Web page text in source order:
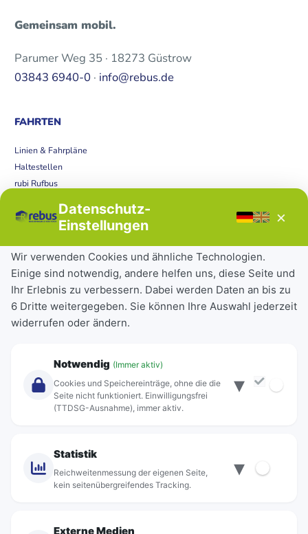
Gemeinsam mobil.
Parumer Weg 35 · 18273 Güstrow
03843 6940-0 · info@rebus.de
FAHRTEN
Linien & Fahrpläne
Haltestellen
rubi Rufbus
Störungen
Tickets & Tarife
Deutschlandticket
Schülerkarte
Einzeltickets
Abonnements
Über Rebus
Standorte
Datenschutz-
Einstellungen
×
Wir verwenden Cookies und ähnliche Technologien.
Einige sind notwendig, andere helfen uns, diese Seite und
Ihr Erlebnis zu verbessern. Dabei werden Daten an bis zu
6 Dritte weitergegeben. Sie können Ihre Auswahl jederzeit
widerrufen oder ändern.
Notwendig (Immer aktiv)
Cookies und Speichereinträge, ohne die die
Seite nicht funktioniert. Einwilligungsfrei
(TTDSG-Ausnahme), immer aktiv.
▾
Statistik
Reichweitenmessung der eigenen Seite,
kein seitenübergreifendes Tracking.
▾
Externe Medien